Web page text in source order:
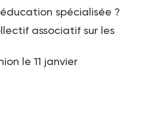
spécialisée ?
associatif sur les
le 11 janvier